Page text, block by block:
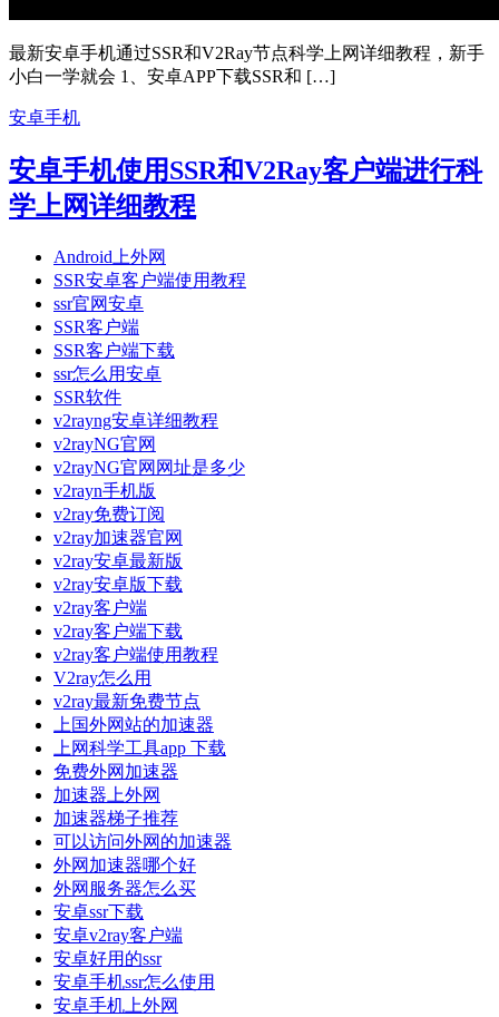
最新安卓手机通过SSR和V2Ray节点科学上网详细教程，新手
小白一学就会 1、安卓APP下载SSR和 […]
安卓手机
安卓手机使用SSR和V2Ray客户端进行科
学上网详细教程
Android上外网
SSR安卓客户端使用教程
ssr官网安卓
SSR客户端
SSR客户端下载
ssr怎么用安卓
SSR软件
v2rayng安卓详细教程
v2rayNG官网
v2rayNG官网网址是多少
v2rayn手机版
v2ray免费订阅
v2ray加速器官网
v2ray安卓最新版
v2ray安卓版下载
v2ray客户端
v2ray客户端下载
v2ray客户端使用教程
V2ray怎么用
v2ray最新免费节点
上国外网站的加速器
上网科学工具app 下载
免费外网加速器
加速器上外网
加速器梯子推荐
可以访问外网的加速器
外网加速器哪个好
外网服务器怎么买
安卓ssr下载
安卓v2ray客户端
安卓好用的ssr
安卓手机ssr怎么使用
安卓手机上外网